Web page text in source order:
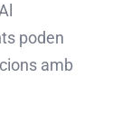
poden
amb